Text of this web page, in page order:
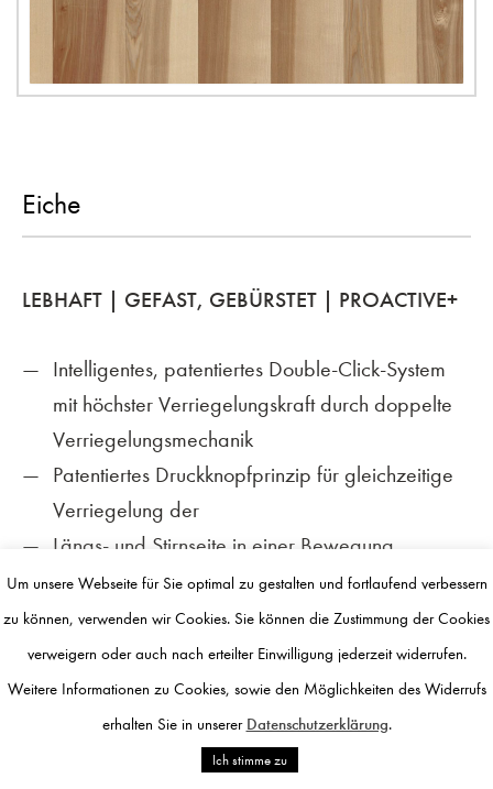
Eiche
LEBHAFT | GEFAST, GEBÜRSTET | PROACTIVE+
Intelligentes, patentiertes Double-Click-System
mit höchster Verriegelungskraft durch doppelte
Verriegelungsmechanik
Patentiertes Druckknopfprinzip für gleichzeitige
Verriegelung der
Längs- und Stirnseite in einer Bewegung
Stirnseitige Verriegelung rein aus massivem
Hartholz – frei von Weichmachern durch
gänzlichen Verzicht auf Kunststoffelemente
Trägermaterial aus Fichtenholz mit stehenden
Jahresringen
AKTUELLES
KONTAKT
IMPRESSUM
DATENSCHUTZ
FACEBOOK
Wohndesign Volbert 2019–2026
Um unsere Webseite für Sie optimal zu gestalten und fortlaufend verbessern
zu können, verwenden wir Cookies. Sie können die Zustimmung der Cookies
verweigern oder auch nach erteilter Einwilligung jederzeit widerrufen.
Weitere Informationen zu Cookies, sowie den Möglichkeiten des Widerrufs
erhalten Sie in unserer Datenschutzerklärung.
Ich stimme zu